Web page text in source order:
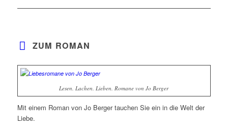
ZUM ROMAN
Lesen. Lachen. Lieben. Romane von Jo Berger
Mit einem Roman von Jo Berger tauchen Sie ein in die Welt der
Liebe.